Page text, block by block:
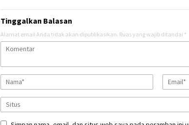
Tinggalkan Balasan
Alamat email Anda tidak akan dipublikasikan. Ruas yang wajib ditandai *